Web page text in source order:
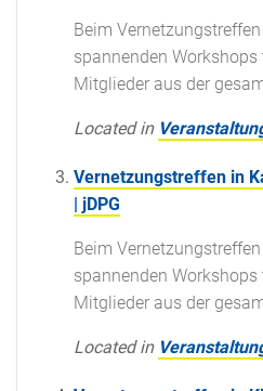
Beim
spannenden
Mitglieder aus der
Located in
Vernetzungstreffen in
| jDPG
Beim
spannenden
Mitglieder aus der
Located in